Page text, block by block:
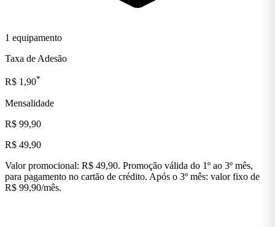
1 equipamento
Taxa de Adesão
R$ 1,90*
Mensalidade
R$ 99,90
R$ 49,90
Valor promocional: R$ 49,90. Promoção válida do 1º ao 3º mês,
para pagamento no cartão de crédito. Após o 3º mês: valor fixo de
R$ 99,90/mês.